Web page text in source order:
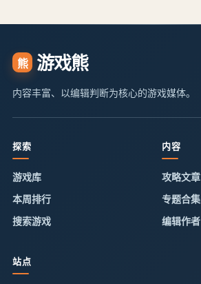
熊 游戏熊
内容丰富、以编辑判断为核心的游戏媒体。
探索
游戏库
本周排行
搜索游戏
内容
攻略文章
专题合集
编辑作者
站点